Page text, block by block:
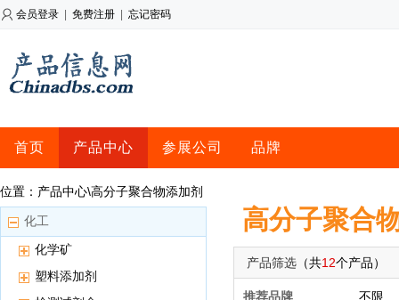
会员登录 免费注册 忘记密码
首页 产品中心 参展公司 品牌
位置：产品中心\高分子聚合物添加剂
化工
化学矿
塑料添加剂
高分子聚合
产品筛选 （共12个产品）
推荐品牌 不限